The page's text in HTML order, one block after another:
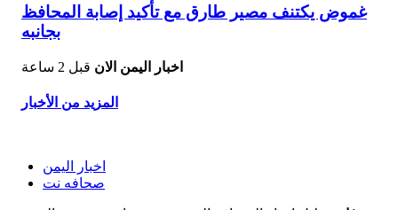
غموض يكتنف مصير طارق مع تأكيد إصابة المحافظ
بجانبه
اخبار اليمن الان قبل 2 ساعة
المزيد من الأخبار
اخبار اليمن
صحافه نت